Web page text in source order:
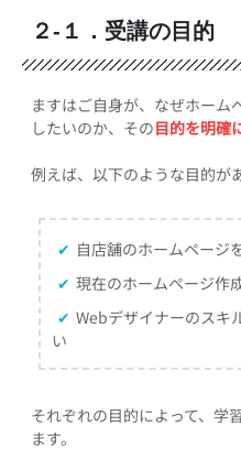
２-１．受講の目的
ますはご自身が、なぜホーム
したいのか、その目的を明確
例えば、以下のような目的が
✔ 自店舗のホームページ
✔ 現在のホームページ作
✔ Webデザイナーのスキ
い
それぞれの目的によって、学
ます。